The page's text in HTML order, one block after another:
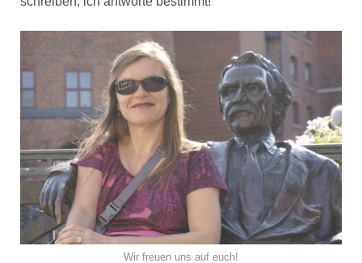
Wir freuen uns auf euch!